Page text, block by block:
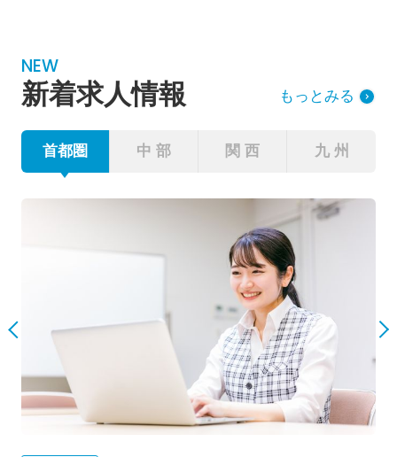
NEW
新着求人情報
首都圏 中 部 関 西 九 州
もっとみる